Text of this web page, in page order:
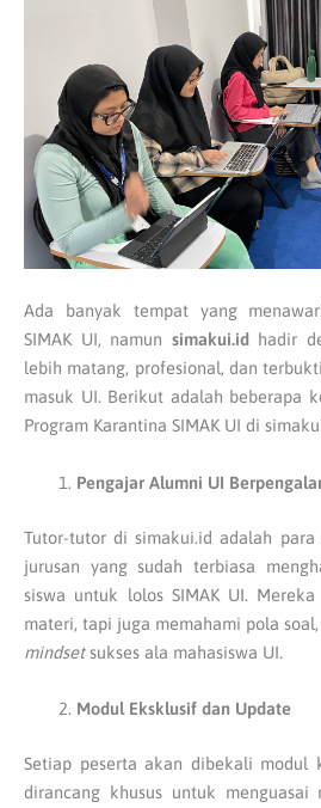
Ada banyak tempat yang
SIMAK UI, namun simakui.id
hadir
lebih matang, profesional, dan
masuk UI. Berikut adalah beberapa
Program Karantina SIMAK UI di
Pengajar Alumni UI
Tutor-tutor di simakui.id adalah
jurusan yang sudah terbiasa
siswa untuk lolos SIMAK UI.
materi, tapi juga memahami pola
mindsetsukses ala mahasiswa UI.
Modul Eksklusif dan Update
Setiap peserta akan dibekali modul
dirancang khusus untuk menguasai